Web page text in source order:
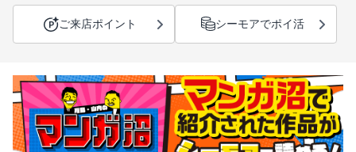
ご来店ポイント シーモアでポイ活